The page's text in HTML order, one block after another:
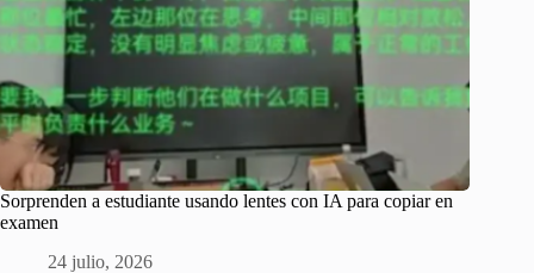
Sorprenden a estudiante usando lentes con IA para copiar en
examen
24 julio, 2026